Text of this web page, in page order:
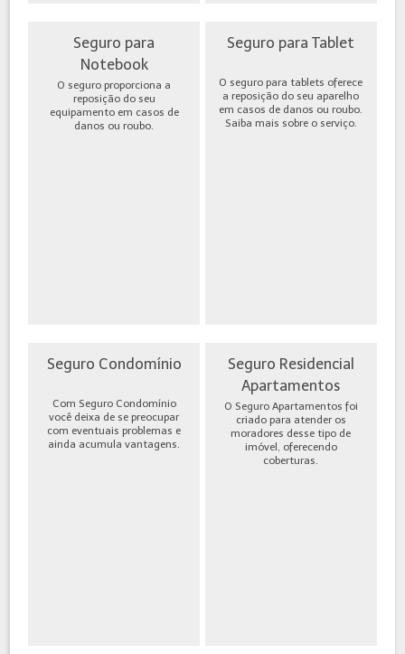
Seguro para
Notebook
O seguro proporciona a
reposição do seu
equipamento em casos de
danos ou roubo.
Seguro para Tablet
O seguro para tablets oferece
a reposição do seu aparelho
em casos de danos ou roubo.
Saiba mais sobre o serviço.
Seguro Condomínio
Com Seguro Condomínio
você deixa de se preocupar
com eventuais problemas e
ainda acumula vantagens.
Seguro Residencial
Apartamentos
O Seguro Apartamentos foi
criado para atender os
moradores desse tipo de
imóvel, oferecendo
coberturas.